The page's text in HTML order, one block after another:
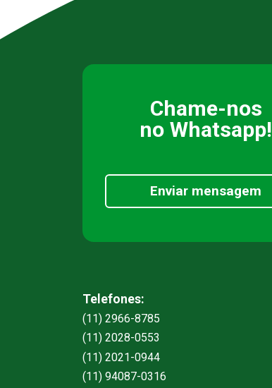
Chame-nos
no Whatsapp!
Enviar mensagem
Telefones:
(11) 2966-8785
(11) 2028-0553
(11) 2021-0944
(11) 94087-0316